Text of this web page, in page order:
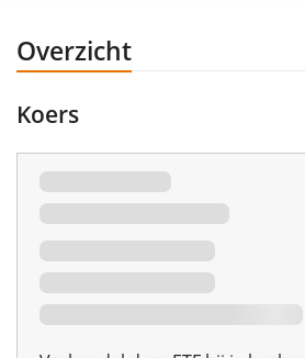
Overzicht
Koers